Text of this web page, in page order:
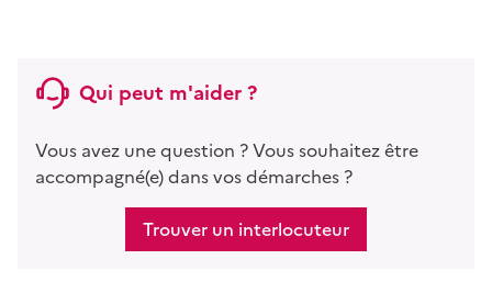
Qui peut m'aider ?
Vous avez une question ? Vous souhaitez être
accompagné(e) dans vos démarches ?
Trouver un interlocuteur